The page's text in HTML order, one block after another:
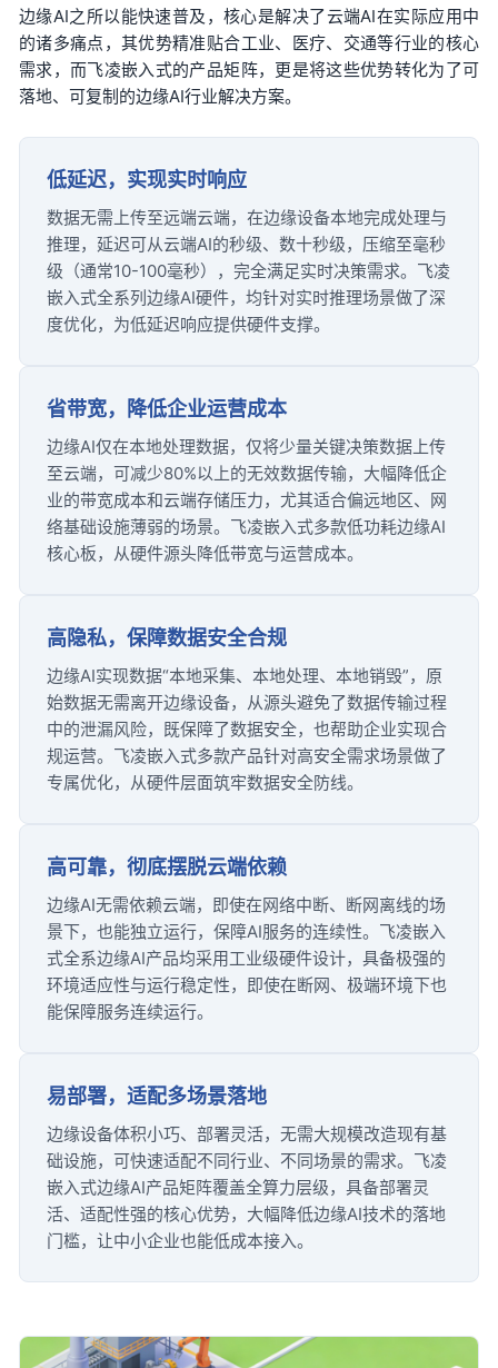
边缘AI之所以能快速普及，核心是解决了云端AI在实际应用中
的诸多痛点，其优势精准贴合工业、医疗、交通等行业的核心
需求，而飞凌嵌入式的产品矩阵，更是将这些优势转化为了可
落地、可复制的边缘AI行业解决方案。
低延迟，实现实时响应
数据无需上传至远端云端，在边缘设备本地完成处理与
推理，延迟可从云端AI的秒级、数十秒级，压缩至毫秒
级（通常10-100毫秒），完全满足实时决策需求。飞凌
嵌入式全系列边缘AI硬件，均针对实时推理场景做了深
度优化，为低延迟响应提供硬件支撑。
省带宽，降低企业运营成本
边缘AI仅在本地处理数据，仅将少量关键决策数据上传
至云端，可减少80%以上的无效数据传输，大幅降低企
业的带宽成本和云端存储压力，尤其适合偏远地区、网
络基础设施薄弱的场景。飞凌嵌入式多款低功耗边缘AI
核心板，从硬件源头降低带宽与运营成本。
高隐私，保障数据安全合规
边缘AI实现数据“本地采集、本地处理、本地销毁”，原
始数据无需离开边缘设备，从源头避免了数据传输过程
中的泄漏风险，既保障了数据安全，也帮助企业实现合
规运营。飞凌嵌入式多款产品针对高安全需求场景做了
专属优化，从硬件层面筑牢数据安全防线。
高可靠，彻底摆脱云端依赖
边缘AI无需依赖云端，即使在网络中断、断网离线的场
景下，也能独立运行，保障AI服务的连续性。飞凌嵌入
式全系边缘AI产品均采用工业级硬件设计，具备极强的
环境适应性与运行稳定性，即使在断网、极端环境下也
能保障服务连续运行。
易部署，适配多场景落地
边缘设备体积小巧、部署灵活，无需大规模改造现有基
础设施，可快速适配不同行业、不同场景的需求。飞凌
嵌入式边缘AI产品矩阵覆盖全算力层级，具备部署灵
活、适配性强的核心优势，大幅降低边缘AI技术的落地
门槛，让中小企业也能低成本接入。